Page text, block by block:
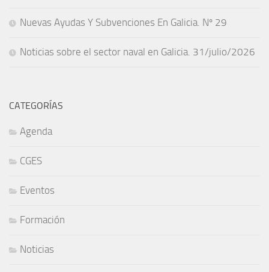
Nuevas Ayudas Y Subvenciones En Galicia. Nº 29
Noticias sobre el sector naval en Galicia. 31/julio/2026
CATEGORÍAS
Agenda
CGES
Eventos
Formación
Noticias